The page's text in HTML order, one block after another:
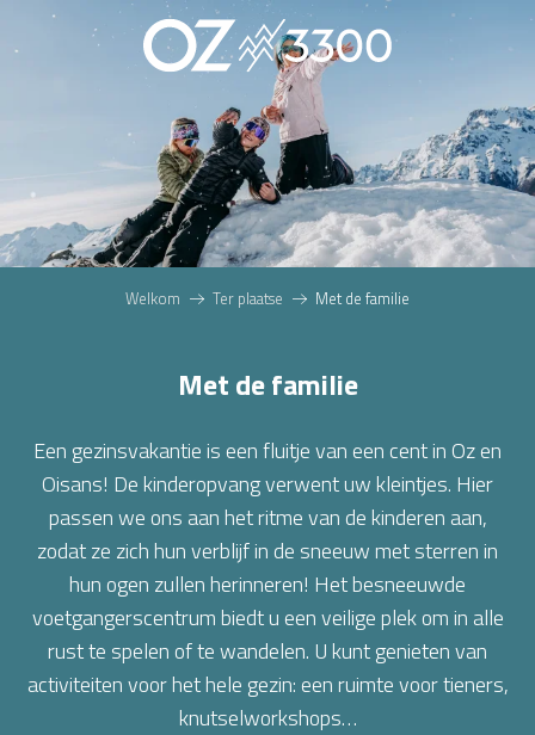
au
Welkom Ter plaatse Met de familie
Met de familie
Een gezinsvakantie is een fluitje van een cent in Oz en
Oisans! De kinderopvang verwent uw kleintjes. Hier
passen we ons aan het ritme van de kinderen aan,
zodat ze zich hun verblijf in de sneeuw met sterren in
hun ogen zullen herinneren! Het besneeuwde
voetgangerscentrum biedt u een veilige plek om in alle
rustte spelen of te wandelen. U kunt genieten van
activiteiten voor het hele gezin: een ruimte voor tieners,
knutselworkshops…